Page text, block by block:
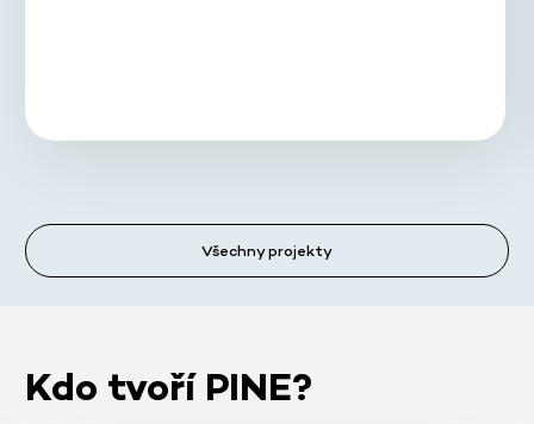
Všechny projekty
Kdo tvoří PINE?